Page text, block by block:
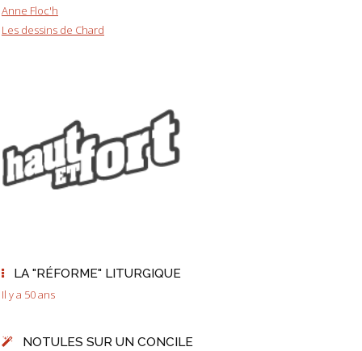
Anne Floc'h
Les dessins de Chard
LA "RÉFORME" LITURGIQUE
Il y a 50 ans
NOTULES SUR UN CONCILE